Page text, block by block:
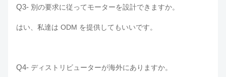
Q3- 別の要求に従ってモーターを設計できますか。
はい、私達は ODM を提供してもいいです。
Q4- ディストリビューターが海外にありますか。